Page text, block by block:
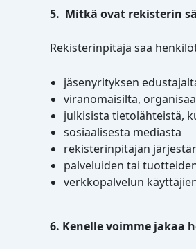
5. Mitkä ovat rekisterin
Rekisterinpitäjä saa
jäsenyrityksen
viranomaisilta,
julkisista tietolähteistä,
sosiaalisesta mediasta
rekisterinpitäjän
palveluiden tai
verkkopalvelun
6. Kenelle voimme jakaa